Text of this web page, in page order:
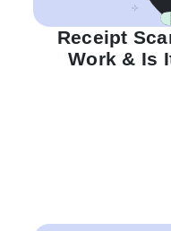
Receipt
Work & Is